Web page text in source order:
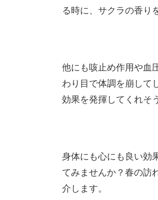
る時に、サクラの香り
他にも咳止め作用や血
わり目で体調を崩して
効果を発揮してくれそ
身体にも心にも良い効
てみませんか？春の訪
介します。